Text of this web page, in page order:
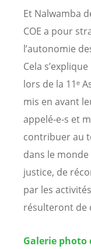
Et Nalwamba
COE a pour
l’autonomie
Cela
lors de la 11ᵉ
mis en avant
appelé-e-s et
contribuer au
dans le monde
justice, de
par les
résulteront de
Galerie photo